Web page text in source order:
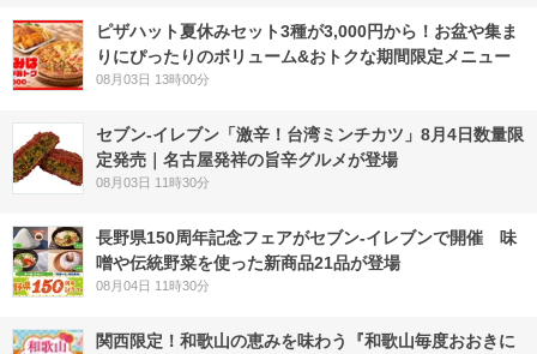
ピザハット夏休みセット3種が3,000円から！お盆や集ま
りにぴったりのボリューム&おトクな期間限定メニュー
08月03日 13時00分
セブン-イレブン「激辛！台湾ミンチカツ」8月4日数量限
定発売｜名古屋発祥の旨辛グルメが登場
08月03日 11時30分
長野県150周年記念フェアがセブン-イレブンで開催 味
噌や伝統野菜を使った新商品21品が登場
08月04日 11時30分
関西限定！和歌山の恵みを味わう『和歌山毎度おおきに